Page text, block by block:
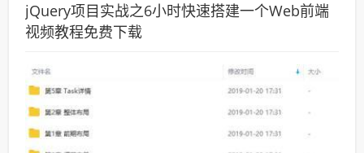
jQuery项目实战之6小时快速搭建一个Web前端
视频教程免费下载